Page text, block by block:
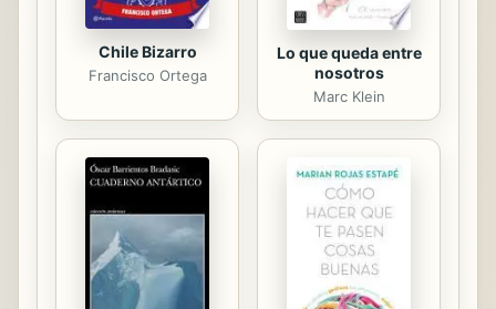
Chile Bizarro
Francisco Ortega
Lo que queda entre
nosotros
Marc Klein